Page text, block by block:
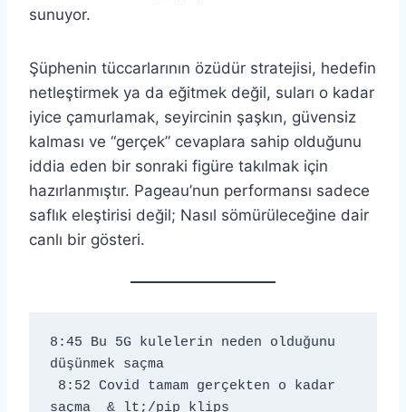
sunuyor.
Şüphenin tüccarlarının özüdür stratejisi, hedefin
netleştirmek ya da eğitmek değil, suları o kadar
iyice çamurlamak, seyircinin şaşkın, güvensiz
kalması ve “gerçek” cevaplara sahip olduğunu
iddia eden bir sonraki figüre takılmak için
hazırlanmıştır. Pageau’nun performansı sadece
saflık eleştirisi değil; Nasıl sömürüleceğine dair
canlı bir gösteri.
8:45 Bu 5G kulelerin neden olduğunu
düşünmek saçma
saçma
& lt;/pip klips